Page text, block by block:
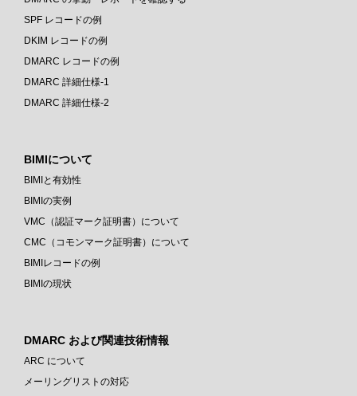
SPF レコードの例
DKIM レコードの例
DMARC レコードの例
DMARC 詳細仕様-1
DMARC 詳細仕様-2
BIMIについて
BIMIと有効性
BIMIの実例
VMC（認証マーク証明書）について
CMC（コモンマーク証明書）について
BIMIレコードの例
BIMIの現状
DMARC および関連技術情報
ARC について
メーリングリストの対応